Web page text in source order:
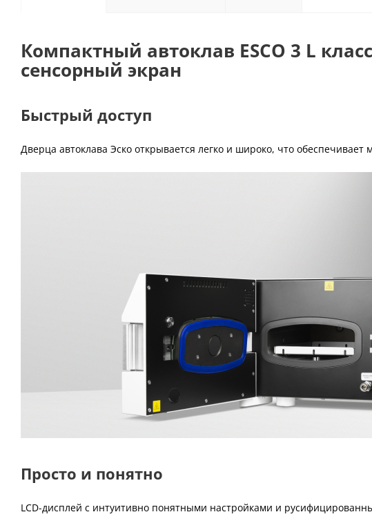
Компактный автоклав ESCO 3 L
сенсорный экран
Быстрый доступ
Дверца автоклава Эско открывается легко и широко, что
Просто и понятно
LCD-дисплей с интуитивно понятными настройками и